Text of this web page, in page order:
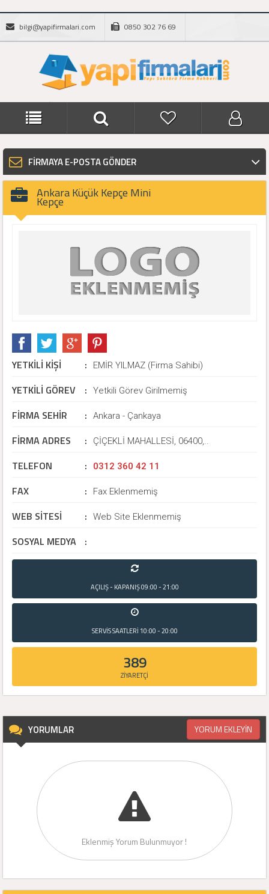
bilgi@yapifirmalari.com 0850 302 76 69
FİRMAYA E-POSTA GÖNDER
Ankara Küçük Kepçe Mini
Kepçe
YETKİLİ KİŞİ : EMİR YILMAZ (Firma Sahibi)
YETKİLİ GÖREV : Yetkili Görev Girilmemiş
FİRMA SEHİR : Ankara - Çankaya
FİRMA ADRES : ÇİÇEKLİ MAHALLESİ, 06400,..
TELEFON : 0312 360 42 11
FAX : Fax Eklenmemiş
WEB SİTESİ : Web Site Eklenmemiş
SOSYAL MEDYA :
AÇILIŞ - KAPANIŞ09:00 - 21:00
SERVİS SAATLERİ 10:00 - 20:00
389
ZİYARETÇİ
YORUMLAR YORUM EKLEYİN
Eklenmiş Yorum Bulunmuyor !